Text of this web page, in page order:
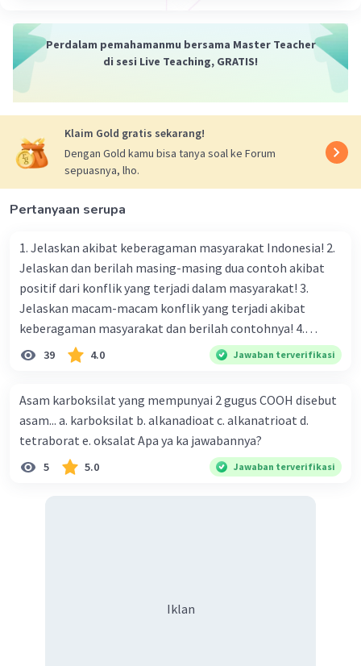
Beri Rating·0.0(0) Balas
Perdalam pemahamanmu bersama Master Teacher
di sesi Live Teaching, GRATIS!
Klaim Gold gratis sekarang!
Dengan Gold kamu bisa tanya soal ke Forum
sepuasnya, lho.
Pertanyaan serupa
1. Jelaskan akibat keberagaman masyarakat Indonesia! 2.
Jelaskan dan berilah masing-masing dua contoh akibat
positif dari konflik yang terjadi dalam masyarakat! 3.
Jelaskan macam-macam konflik yang terjadi akibat
keberagaman masyarakat dan berilah contohnya! 4.
Mengapa dalam masyarakat yang memiliki keberagaman
bahasa, dan budaya. Berdasarkan pernyataan tersebut,
apa yang dapat kalian lakukan untuk menjaga
keberagaman supaya terhindar dari konflik?
39 4.0 Jawaban terverifikasi
Asam karboksilat yang mempunyai 2 gugus COOH disebut
asam... a. karboksilat b. alkanadioat c. alkanatrioat d.
tetraborat e. oksalat Apa ya ka jawabannya?
5 5.0 Jawaban terverifikasi
Iklan